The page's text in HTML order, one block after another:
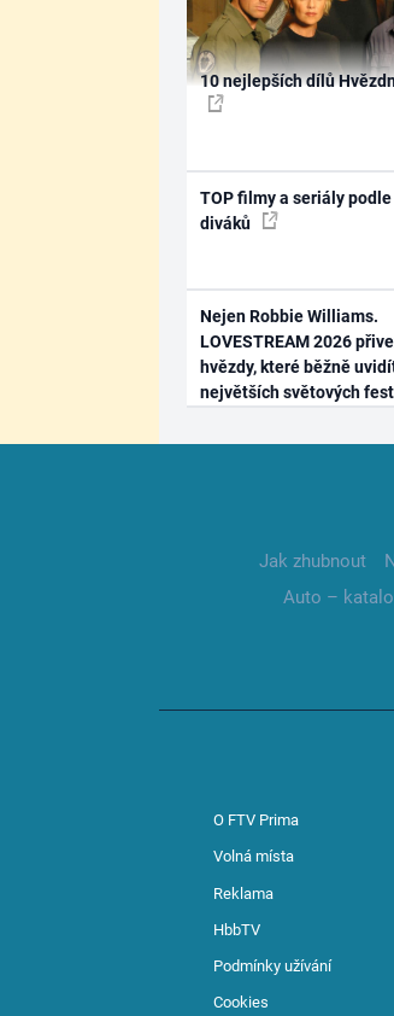
10 nejlepších dílů
TOP filmy a seriály
diváků
Nejen Robbie Williams.
LOVESTREAM 2026
hvězdy, které běžně
největších světových
Jak zhubnout
Auto –
O FTV Prima
Volná místa
Reklama
HbbTV
Podmínky užívání
Cookies